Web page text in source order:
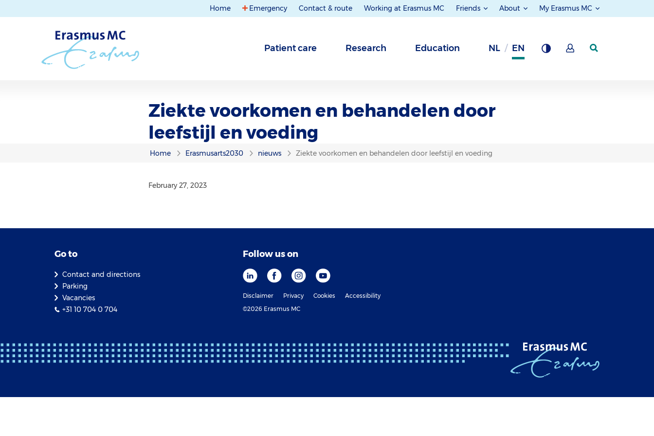
Home Emergency Contact & route Working at Erasmus MC Friends About My Erasmus MC
Patient care Research Education NL EN
Ziekte voorkomen en behandelen door
leefstijl en voeding
Home Erasmusarts2030 nieuws Ziekte voorkomen en behandelen door leefstijl en voeding
February 27, 2023
Go to
Contact and directions
Parking
Vacancies
+31 10 704 0 704
Follow us on
Disclaimer Privacy Cookies
Accessibility
©2026 Erasmus MC